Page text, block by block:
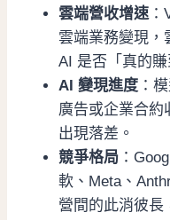
雲端營收增速：
雲端業務變現，
AI 是否「真的
AI 變現進度 ：
廣告或企業合約
出現落差。
競爭格局 ：
軟、Meta、
營間的此消彼長